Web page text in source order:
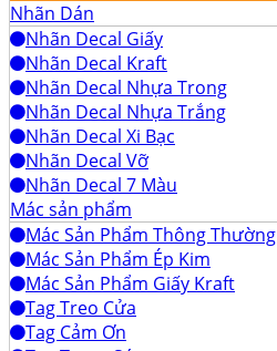
Nhãn Dán
Nhãn Decal Giấy
Nhãn Decal Kraft
Nhãn Decal Nhựa Trong
Nhãn Decal Nhựa Trắng
Nhãn Decal Xi Bạc
Nhãn Decal Vỡ
Nhãn Decal 7 Màu
Mác sản phẩm
Mác Sản Phẩm Thông Thường
Mác Sản Phẩm Ép Kim
Mác Sản Phẩm Giấy Kraft
Tag Treo Cửa
Tag Cảm Ơn